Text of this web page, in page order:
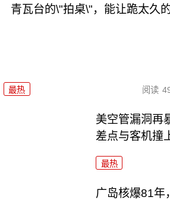
青瓦台的\"拍桌\"，能让跪太久
最热 阅读
美空管漏洞再
差点与客机撞
最热
广岛核爆81年